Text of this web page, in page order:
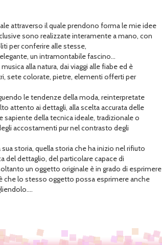
attraverso il quale prendono forma le mie idee
sono realizzate interamente a mano, con
per conferire alle stesse,
un intramontabile fascino...
alla natura, dai viaggi alle fiabe ed è
sete colorate, pietre, elementi offerti per
le tendenze della moda, reinterpretate
attento ai dettagli, alla scelta accurata delle
della tecnica ideale, tradizionale o
accostamenti pur nel contrasto degli
storia, quella storia che ha inizio nel rifiuto
del dettaglio, del particolare capace di
un oggetto originale è in grado di esprimere
che lo stesso oggetto possa esprimere anche